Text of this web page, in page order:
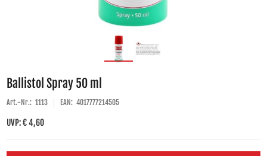
Ballistol Spray 50 ml
Art.-Nr.: 1113 EAN: 4017777214505
UVP: € 4,60